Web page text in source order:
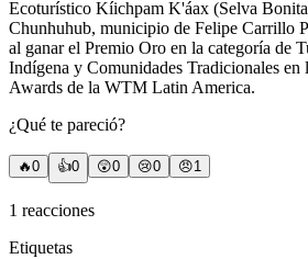
Ecoturístico Kíichpam K'áax (Selva
Chunhuhub, municipio de Felipe Carrillo
al ganar el Premio Oro en la categoría de
Indígena y Comunidades Tradicionales en
Awards de la WTM Latin America.
¿Qué te pareció?
🔥0 👍0 😲0 😢0 😠1
1 reacciones
Etiquetas